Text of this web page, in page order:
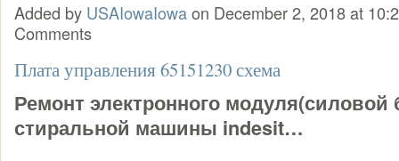
Added by USAIowaIowaon December 2, 2018 at
Comments
Плата управления 65151230 схема
Ремонт электронного модуля(силовой
стиральной машины indesit…